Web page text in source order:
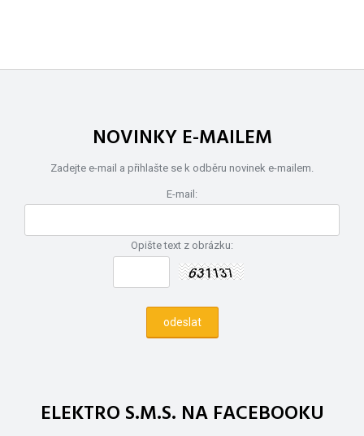
NOVINKY E-MAILEM
Zadejte e-mail a přihlašte se k odběru novinek e-mailem.
E-mail:
Opište text z obrázku:
ELEKTRO S.M.S. NA FACEBOOKU